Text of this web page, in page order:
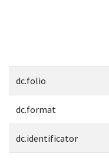
dc.folio
dc.format
dc.identificator